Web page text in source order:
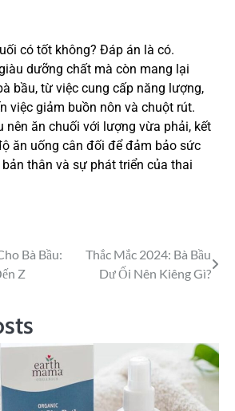
có tốt không? Đáp án là có.
dưỡng chất mà còn mang lại
bầu, từ việc cung cấp năng lượng,
việc giảm buồn nôn và chuột rút.
nên ăn chuối với lượng vừa phải, kết
ăn uống cân đối để đảm bảo sức
thân và sự phát triển của thai
Bà Bầu:
Z
Thắc Mắc 2024: Bà Bầu
Dư Ối Nên Kiêng Gì?